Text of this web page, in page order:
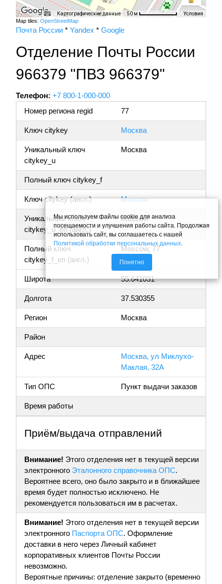
Картографические данные 50 м Условия
Map tiles: OpenStreetMap
Почта России * Yandex * Google
Отделение Почты России
966379 "ПВЗ 966379"
Телефон: +7 800-1-000-000
Номер региона regid
77
Ключ citykey Москва
Уникальный ключ
citykey_u
Москва
Полный ключ citykey_f
Ключ citykey (англ.) Moscow
Уникальный ключ
citykey_u_en (англ.)
Moscow
Полный ключ
citykey_f_en (англ.)
Moscow, 77
Широта 55.641031
Долгота 37.530355
Регион Москва
Район
Адрес
Москва, ул Миклухо-
Маклая, 32А
Тип ОПС Пункт выдачи заказов
Время работы
Приём/выдача отправлений
Внимание! Этого отделения нет в текущей версии
электронного Эталонного справочника ОПС.
Вероятнее всего, оно было закрыто и в ближайшее
время будет полностью исключено. Не
рекомендуется пользоваться им в расчетах.
Внимание! Этого отделения нет в текущей версии
электронного Паспорта ОПС. Оформление
доставки в него через Личный кабинет
корпоративных клиентов Почты России
невозможно.
Вероятные причины: отделение закрыто (временно
Мы используем файлы cookie для анализа
посещаемости и улучшения работы сайта. Продолжая
использовать сайт, вы соглашаетесь с нашей
Политикой обработки персональных данных
Понятно